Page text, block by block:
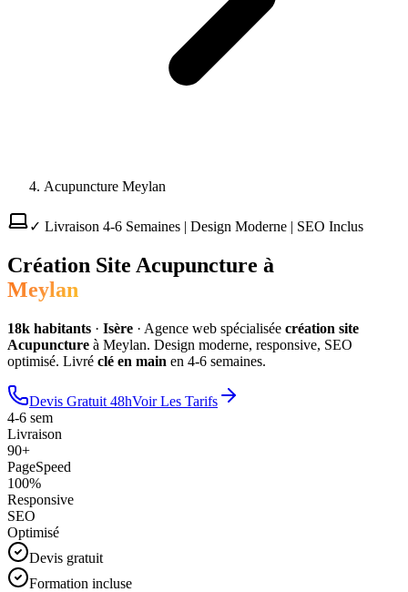
Acupuncture Meylan
✓ Livraison 4-6 Semaines | Design Moderne | SEO Inclus
Création Site Acupuncture à
Meylan
18k habitants · Isère · Agence web spécialisée création site
Acupuncture à Meylan. Design moderne, responsive, SEO
optimisé. Livré clé en main en 4-6 semaines.
Devis Gratuit 48hVoir Les Tarifs
4-6 sem
Livraison
90+
PageSpeed
100%
Responsive
SEO
Optimisé
Devis gratuit
Formation incluse